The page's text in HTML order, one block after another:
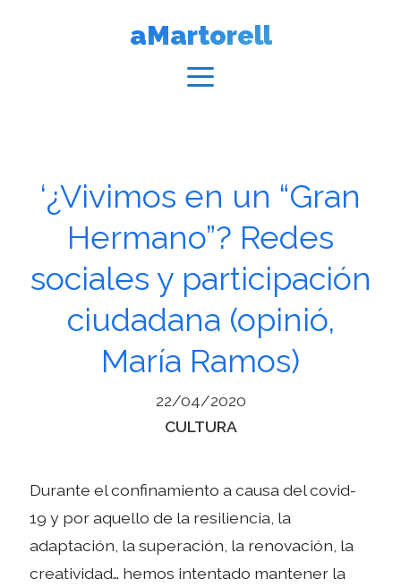
aMartorell
‘¿Vivimos en un “Gran
Hermano”? Redes
sociales y participación
ciudadana (opinió,
María Ramos)
22/04/2020
Categories
CULTURA
Durante el confinamiento a causa del covid-
19 y por aquello de la resiliencia, la
adaptación, la superación, la renovación, la
creatividad… hemos intentado mantener la